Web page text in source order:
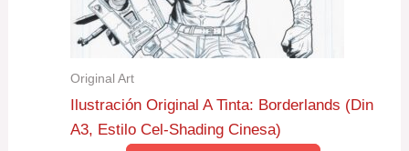
Original Art
Ilustración Original A Tinta: Borderlands (Din
A3, Estilo Cel-Shading Cinesa)